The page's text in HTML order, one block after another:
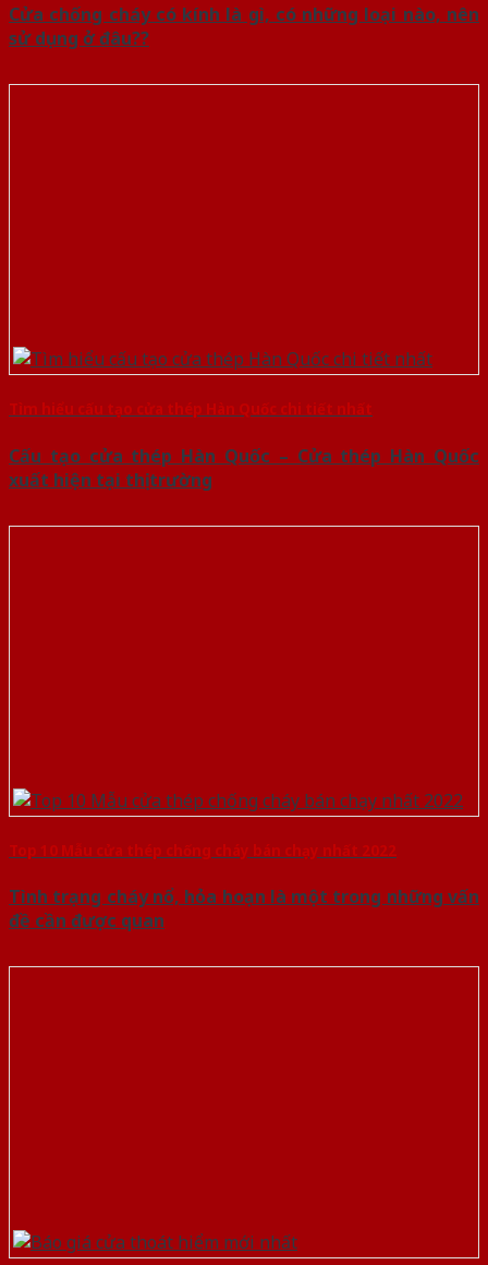
Cửa chống cháy có kính là gì, có những loại nào, nên
sử dụng ở đâu??
Tìm hiểu cấu tạo cửa thép Hàn Quốc chi tiết nhất
Cấu tạo cửa thép Hàn Quốc – Cửa thép Hàn Quốc
xuất hiện tại thị trường
Top 10 Mẫu cửa thép chống cháy bán chạy nhất 2022
Tình trạng cháy nổ, hỏa hoạn là một trong những vấn
đề cần được quan